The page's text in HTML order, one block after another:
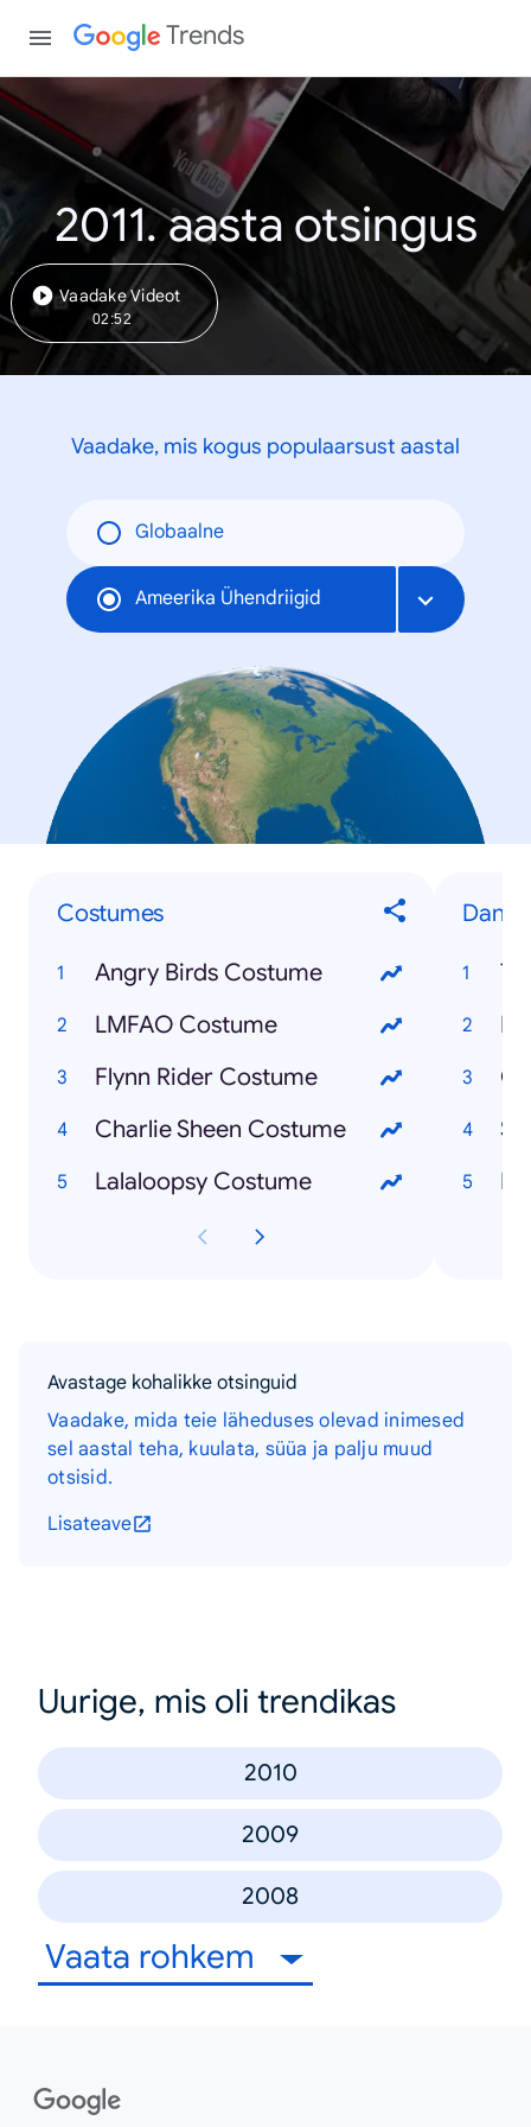
Trends
2011. aasta otsingus
Vaadake Videot
02:52
Vaadake, mis kogus populaarsust aastal
Globaalne
Ameerika Ühendriigid
Costumes
Angry Birds Costume
LMFAO Costume
Flynn Rider Costume
Charlie Sheen Costume
Lalaloopsy Costume
Avastage kohalikke otsinguid
Vaadake, mida teie läheduses olevad inimesed
sel aastal teha, kuulata, süüa ja palju muud
otsisid.
Lisateave
Uurige, mis oli trendikas
2010
2009
2008
Vaata rohkem